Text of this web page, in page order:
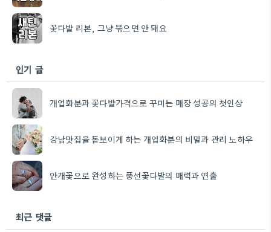
꽃다발 리본, 그냥 묶으면 안 돼요
인기 글
개업화분과 꽃다발가격으로 꾸미는 매장 성공의 첫인상
강남맛집을 돋보이게 하는 개업화분의 비밀과 관리 노하우
안개꽃으로 완성하는 풍선꽃다발의 매력과 연출
최근 댓글